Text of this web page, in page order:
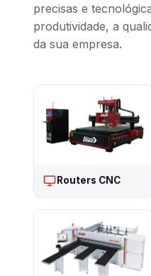
precisas e
produtividade, a
da sua empresa.
Routers CNC